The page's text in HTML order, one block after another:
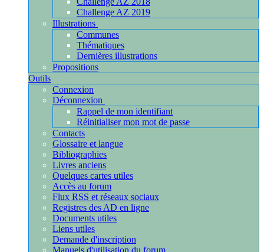
Challenge AZ 2019
Illustrations
Communes
Thématiques
Dernières illustrations
Propositions
Outils
Connexion
Déconnexion
Rappel de mon identifiant
Réinitialiser mon mot de passe
Contacts
Glossaire et langue
Bibliographies
Livres anciens
Quelques cartes utiles
Accès au forum
Flux RSS et réseaux sociaux
Registres des AD en ligne
Documents utiles
Liens utiles
Demande d'inscription
Manuels d'utilisation du forum